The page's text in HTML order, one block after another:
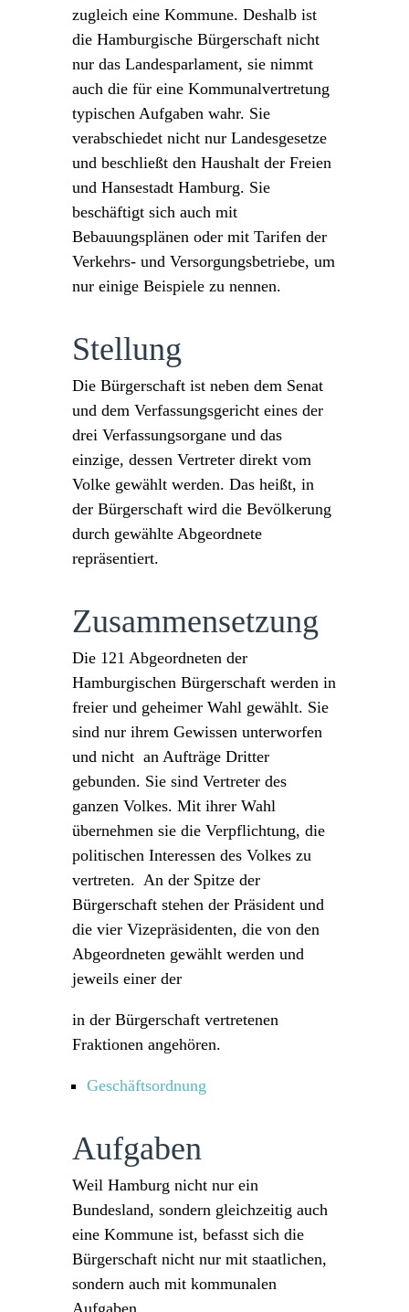
zugleich eine Kommune. Deshalb ist
die Hamburgische Bürgerschaft nicht
nur das Landesparlament, sie nimmt
auch die für eine Kommunalvertretung
typischen Aufgaben wahr. Sie
verabschiedet nicht nur Landesgesetze
und beschließt den Haushalt der Freien
und Hansestadt Hamburg. Sie
beschäftigt sich auch mit
Bebauungsplänen oder mit Tarifen der
Verkehrs- und Versorgungsbetriebe, um
nur einige Beispiele zu nennen.
Stellung
Die Bürgerschaft ist neben dem Senat
und dem Verfassungsgericht eines der
drei Verfassungsorgane und das
einzige, dessen Vertreter direkt vom
Volke gewählt werden. Das heißt, in
der Bürgerschaft wird die Bevölkerung
durch gewählte Abgeordnete
repräsentiert.
Zusammensetzung
Die 121 Abgeordneten der
Hamburgischen Bürgerschaft werden in
freier und geheimer Wahl gewählt. Sie
sind nur ihrem Gewissen unterworfen
und nicht an Aufträge Dritter
gebunden. Sie sind Vertreter des
ganzen Volkes. Mit ihrer Wahl
übernehmen sie die Verpflichtung, die
politischen Interessen des Volkes zu
vertreten. An der Spitze der
Bürgerschaft stehen der Präsident und
die vier Vizepräsidenten, die von den
Abgeordneten gewählt werden und
jeweils einer der
in der Bürgerschaft vertretenen
Fraktionen angehören.
Geschäftsordnung
Aufgaben
Weil Hamburg nicht nur ein
Bundesland, sondern gleichzeitig auch
eine Kommune ist, befasst sich die
Bürgerschaft nicht nur mit staatlichen,
sondern auch mit kommunalen
Aufgaben.